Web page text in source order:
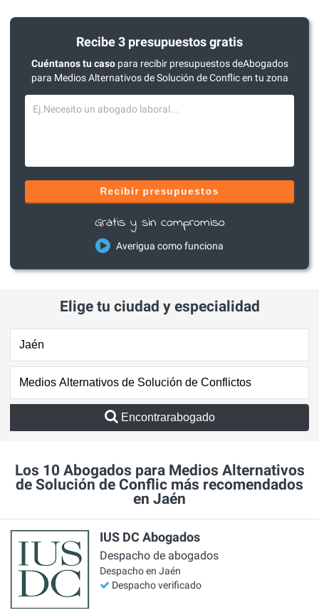
Recibe 3 presupuestos gratis
Cuéntanos tu casopara recibir presupuestos deAbogados
para Medios Alternativos de Solución de Conflic en tu zona
Recibir presupuestos
Gratis y sin compromiso
Averigua como funciona
Elige tu ciudad y especialidad
Encontrarabogado
Los 10 Abogados para Medios Alternativos
de Solución de Conflic más recomendados
en Jaén
IUS DC Abogados
Despacho de abogados
Despacho en Jaén
Despacho verificado